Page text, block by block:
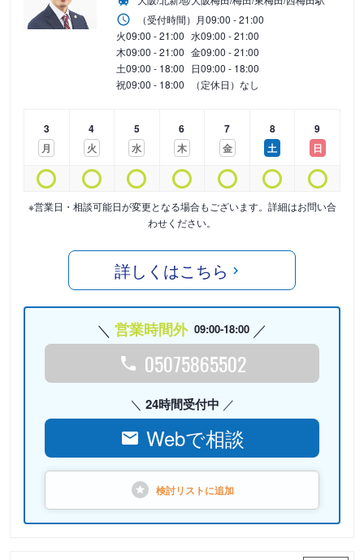
（受付時間） 月09:00 - 21:00
火09:00 - 21:00 水09:00 - 21:00
木09:00 - 21:00 金09:00 - 21:00
土09:00 - 18:00 日09:00 - 18:00
祝09:00 - 18:00 （定休日）なし
3
月
4
火
5
水
6
木
7
金
8
土
9
日
※営業日・相談可能日が変更となる場合もございます。詳細はお問い合
わせください。
詳しくはこちら
営業時間外 09:00-18:00
05075865502
24時間受付中
Webで相談
検討リストに追加